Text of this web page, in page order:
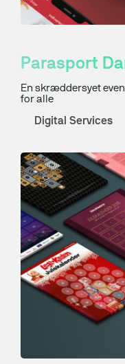
Parasport
En skræddersyet
for alle
Digital Services